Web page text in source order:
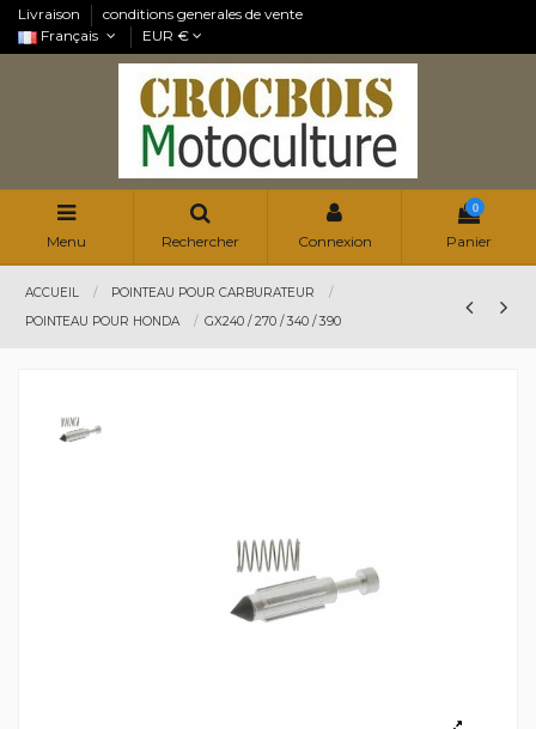
Livraison
conditions generales de vente
Français
EUR €
Menu Rechercher Connexion
0
Panier
ACCUEIL
POINTEAU POUR CARBURATEUR
POINTEAU POUR HONDA
GX240 / 270 / 340 / 390